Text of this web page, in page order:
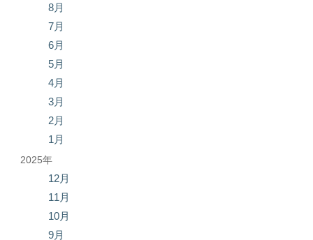
8月
7月
6月
5月
4月
3月
2月
1月
2025年
12月
11月
10月
9月